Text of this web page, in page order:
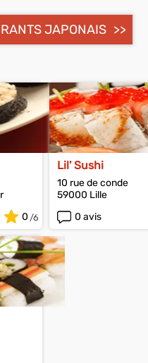
JAPONAIS
0
Lil' Sushi
10 rue de conde
59000 Lille
0 avis